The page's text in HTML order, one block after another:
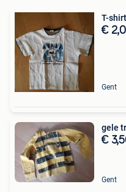
T-
€
Gent
gele
€
Gent